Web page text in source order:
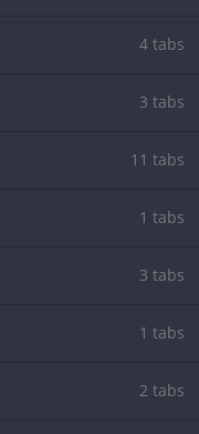
4 tabs
3 tabs
11 tabs
1 tabs
3 tabs
1 tabs
2 tabs